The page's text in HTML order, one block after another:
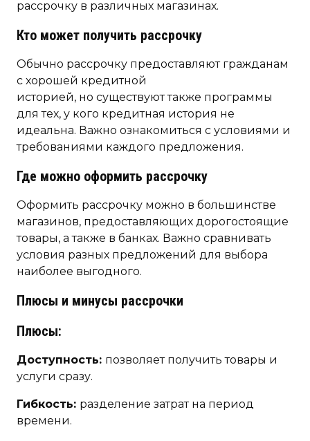
рассрочку в различных магазинах.
Кто может получить рассрочку
Обычно рассрочку предоставляют гражданам
с хорошей кредитной
историей, но существуют также программы
для тех, у кого кредитная история не
идеальна. Важно ознакомиться с условиями и
требованиями каждого предложения.
Где можно оформить рассрочку
Оформить рассрочку можно в большинстве
магазинов, предоставляющих дорогостоящие
товары, а также в банках. Важно сравнивать
условия разных предложений для выбора
наиболее выгодного.
Плюсы и минусы рассрочки
Плюсы:
Доступность: позволяет получить товары и
услуги сразу.
Гибкость: разделение затрат на период
времени.